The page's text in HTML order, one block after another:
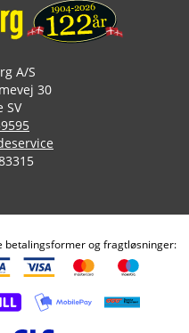
A/S
30
SV
betalingsformer og fragtløsninger: